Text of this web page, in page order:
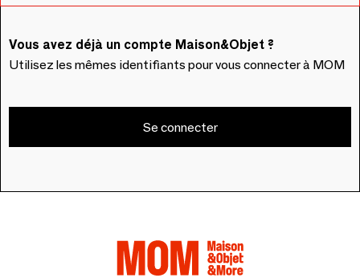
Vous avez déjà un compte Maison&Objet ?
Utilisez les mêmes identifiants pour vous connecter à MOM
Se connecter